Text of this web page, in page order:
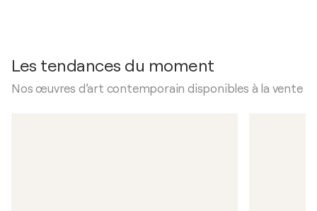
Les tendances du moment
Nos œuvres d’art contemporain disponibles à la vente